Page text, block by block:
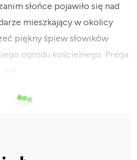
słońce pojawiło się nad
mieszkający w okolicy
piękny śpiew słowików
ogrodu kościelnego. Prega